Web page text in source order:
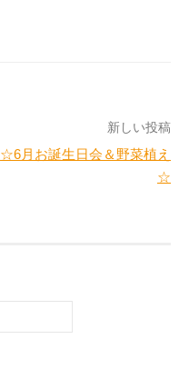
新しい投稿
☆6月お誕生日会＆野菜植え
☆